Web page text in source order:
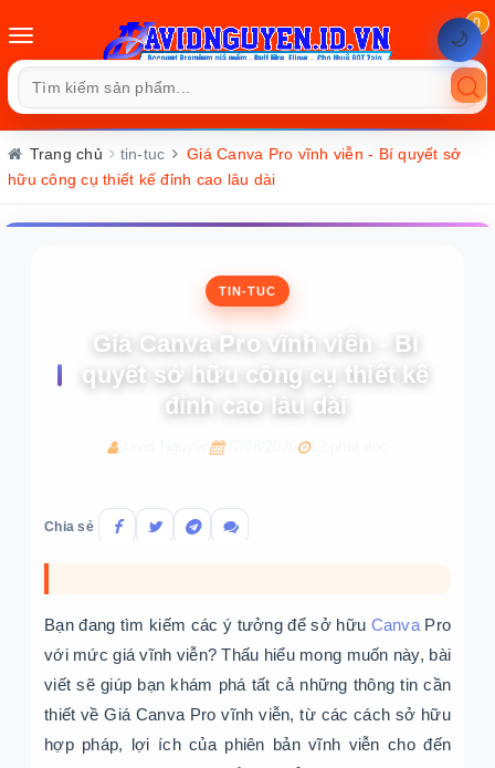
🌙
Toggle
navigation
0
Trang chủ tin-tuc
Giá Canva Pro vĩnh viễn - Bí quyết sở
hữu công cụ thiết kế đỉnh cao lâu dài
TIN-TUC
Giá Canva Pro vĩnh viễn - Bí
quyết sở hữu công cụ thiết kế
đỉnh cao lâu dài
David Nguyễn 07/08/2026 12 phút đọc
Chia sẻ
Bạn đang tìm kiếm các ý tưởng để sở hữu CanvaPro
với mức giá vĩnh viễn? Thấu hiểu mong muốn này, bài
viết sẽ giúp bạn khám phá tất cả những thông tin cần
thiết về Giá Canva Pro vĩnh viễn, từ các cách sở hữu
hợp pháp, lợi ích của phiên bản vĩnh viễn cho đến